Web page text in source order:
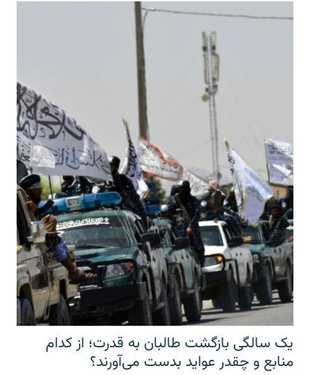
یک سالگی بازگشت طالبان به قدرت؛ از کدام
منابع و چقدر عواید بدست می‌آورند؟